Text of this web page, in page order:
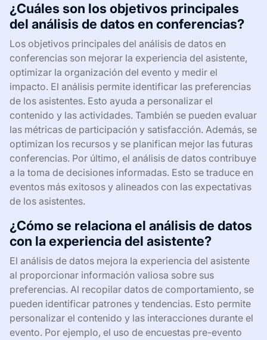
¿Cuáles son los objetivos principales
del análisis de datos en conferencias?
Los objetivos principales del análisis de datos en
conferencias son mejorar la experiencia del asistente,
optimizar la organización del evento y medir el
impacto. El análisis permite identificar las preferencias
de los asistentes. Esto ayuda a personalizar el
contenido y las actividades. También se pueden evaluar
las métricas de participación y satisfacción. Además, se
optimizan los recursos y se planifican mejor las futuras
conferencias. Por último, el análisis de datos contribuye
a la toma de decisiones informadas. Esto se traduce en
eventos más exitosos y alineados con las expectativas
de los asistentes.
¿Cómo se relaciona el análisis de datos
con la experiencia del asistente?
El análisis de datos mejora la experiencia del asistente
al proporcionar información valiosa sobre sus
preferencias. Al recopilar datos de comportamiento, se
pueden identificar patrones y tendencias. Esto permite
personalizar el contenido y las interacciones durante el
evento. Por ejemplo, el uso de encuestas pre-evento